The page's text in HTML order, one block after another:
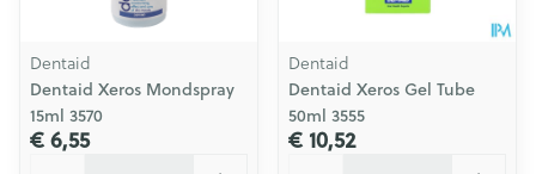
Dentaid
Dentaid Xeros Mondspray
15ml 3570
€ 6,55
Dentaid
Dentaid Xeros Gel Tube
50ml 3555
€ 10,52